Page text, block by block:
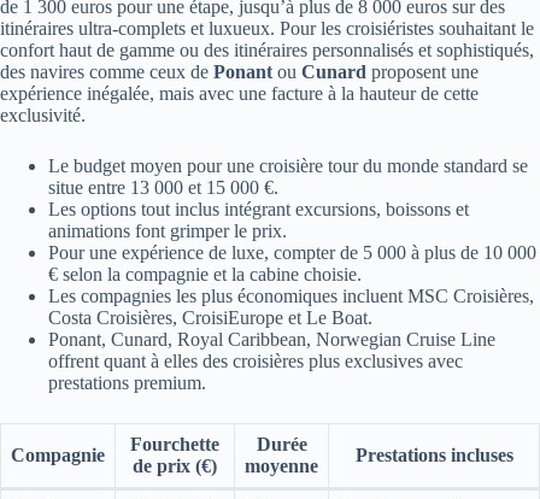
de 1 300 euros pour une étape, jusqu’à plus de 8 000 euros sur des
itinéraires ultra-complets et luxueux. Pour les croisiéristes souhaitant le
confort haut de gamme ou des itinéraires personnalisés et sophistiqués,
des navires comme ceux de Ponant ou Cunard proposent une
expérience inégalée, mais avec une facture à la hauteur de cette
exclusivité.
Le budget moyen pour une croisière tour du monde standard se
situe entre 13 000 et 15 000 €.
Les options tout inclus intégrant excursions, boissons et
animations font grimper le prix.
Pour une expérience de luxe, compter de 5 000 à plus de 10 000
€ selon la compagnie et la cabine choisie.
Les compagnies les plus économiques incluent MSC Croisières,
Costa Croisières, CroisiEurope et Le Boat.
Ponant, Cunard, Royal Caribbean, Norwegian Cruise Line
offrent quant à elles des croisières plus exclusives avec
prestations premium.
Compagnie
Fourchette
de prix (€)
Durée
moyenne
Prestations incluses